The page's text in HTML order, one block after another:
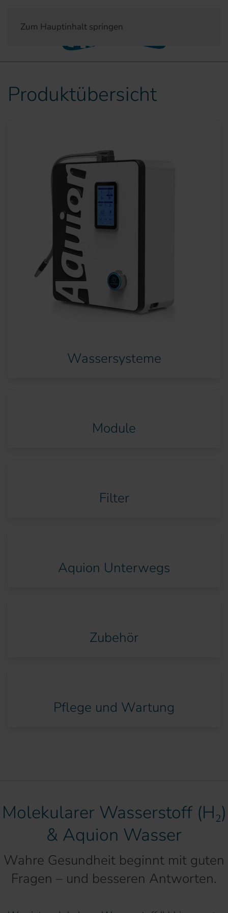
Zum Hauptinhalt springen
Produktübersicht
Wassersysteme
Module
Filter
Aquion Unterwegs
Zubehör
Pflege und Wartung
Molekularer Wasserstoff (H₂)
& Aquion Wasser
Wahre Gesundheit beginnt mit guten
Fragen – und besseren Antworten.